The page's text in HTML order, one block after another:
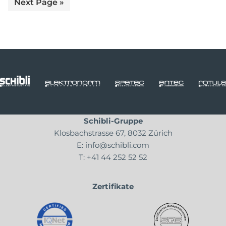
Schibli-Gruppe
Klosbachstrasse 67, 8032 Zürich
E: info@schibli.com
T: +41 44 252 52 52
Zertifikate